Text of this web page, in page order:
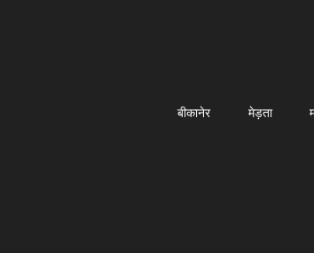
बीकानेर मेड़ता